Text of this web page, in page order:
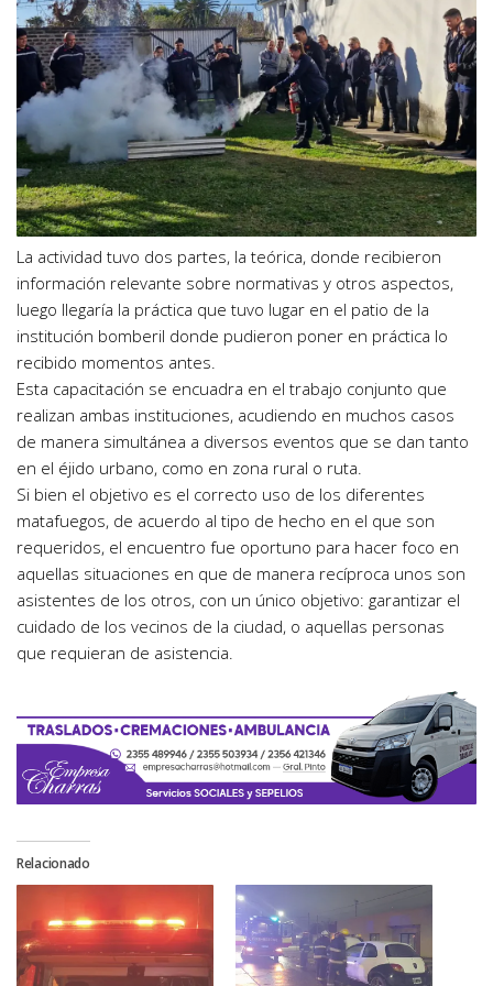
La actividad tuvo dos partes, la teórica, donde recibieron
información relevante sobre normativas y otros aspectos,
luego llegaría la práctica que tuvo lugar en el patio de la
institución bomberil donde pudieron poner en práctica lo
recibido momentos antes.
Esta capacitación se encuadra en el trabajo conjunto que
realizan ambas instituciones, acudiendo en muchos casos
de manera simultánea a diversos eventos que se dan tanto
en el éjido urbano, como en zona rural o ruta.
Si bien el objetivo es el correcto uso de los diferentes
matafuegos, de acuerdo al tipo de hecho en el que son
requeridos, el encuentro fue oportuno para hacer foco en
aquellas situaciones en que de manera recíproca unos son
asistentes de los otros, con un único objetivo: garantizar el
cuidado de los vecinos de la ciudad, o aquellas personas
que requieran de asistencia.
Relacionado